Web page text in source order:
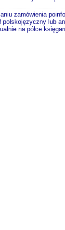
zamówienia
polskojęzyczny lub
na półce